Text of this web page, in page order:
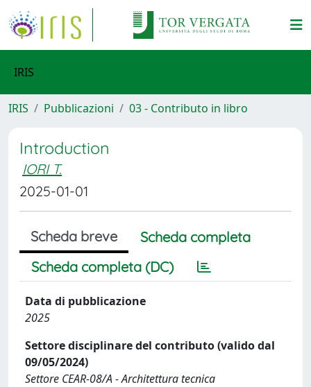
IRIS
IRIS Pubblicazioni 03 - Contributo in libro
Introduction
IORI T.
2025-01-01
Scheda breve
Scheda completa
Scheda completa (DC)
Data di pubblicazione
2025
Settore disciplinare del contributo (valido dal
09/05/2024)
Settore CEAR-08/A - Architettura tecnica